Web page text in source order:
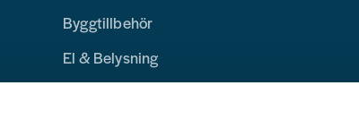
Byggtillbehör
El & Belysning